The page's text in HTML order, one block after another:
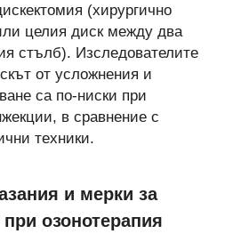
(хирургично
целия диск между два
стълб). Изследователите
от усложнения и
са по-ниски при
в сравнение с
техники.
и мерки за
при озонотерапия